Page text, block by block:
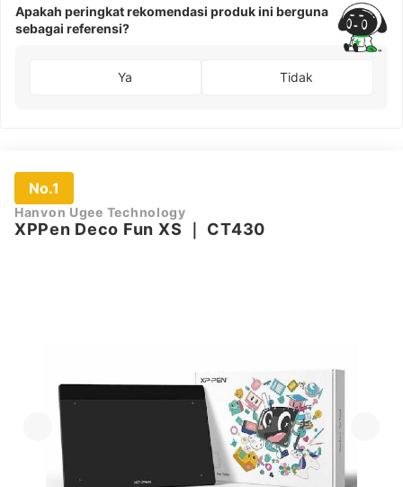
Apakah peringkat rekomendasi produk ini berguna
sebagai referensi?
Ya Tidak
No.1
Hanvon Ugee Technology
XPPen Deco Fun XS ｜ CT430